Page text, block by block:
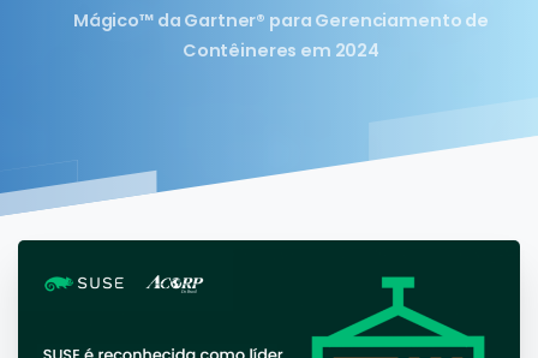
Mágico™ da Gartner® para Gerenciamento de
Contêineres em 2024